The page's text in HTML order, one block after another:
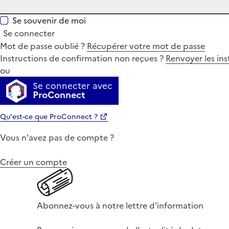
Se souvenir de moi
Se connecter
Mot de passe oublié ? Récupérer votre mot de passe
Instructions de confirmation non reçues ? Renvoyer les
ou
Se connecter avec
ProConnect
Qu'est-ce que ProConnect ?
Vous n'avez pas de compte ?
Créer un compte
Abonnez-vous à notre lettre d'information